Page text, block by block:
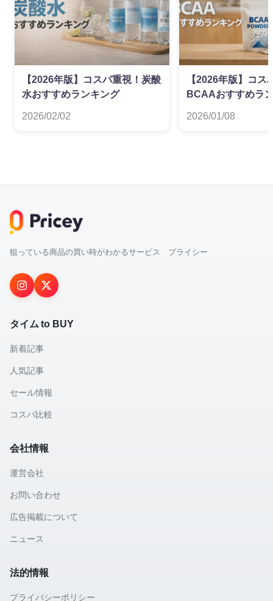
【2026年版】コスパ重視！炭酸
水おすすめランキング
2026/02/02
【2026年版】コス
BCAAおすすめラ
2026/01/08
狙っている商品の買い時がわかるサービス プライシー
タイム to BUY
新着記事
人気記事
セール情報
コスパ比較
会社情報
運営会社
お問い合わせ
広告掲載について
ニュース
法的情報
プライバシーポリシー